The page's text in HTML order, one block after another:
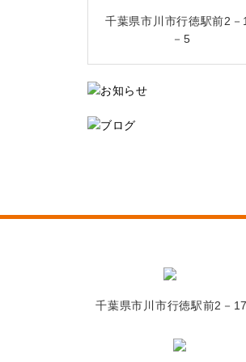
千葉県市川市行徳駅前2－
－5
千葉県市川市行徳駅前2－